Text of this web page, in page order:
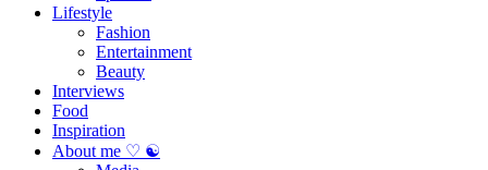
Lifestyle
Fashion
Entertainment
Beauty
Interviews
Food
Inspiration
About me ♡ ☯